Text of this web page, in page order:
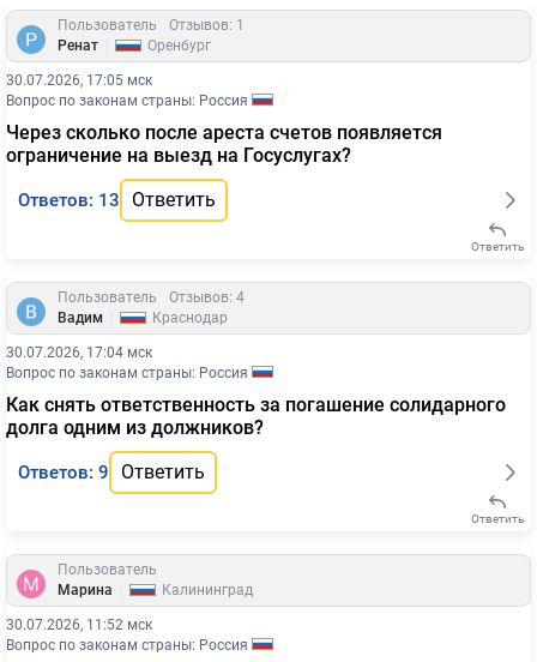
Пользователь
Отзывов: 1
Ренат
Оренбург
30.07.2026, 17:05 мск
Вопрос по законам страны: Россия
Через сколько после ареста счетов появляется
ограничение на выезд на Госуслугах?
Ответов: 13 Ответить
Ответить
Пользователь
Отзывов: 4
Вадим
Краснодар
30.07.2026, 17:04 мск
Вопрос по законам страны: Россия
Как снять ответственность за погашение солидарного
долга одним из должников?
Ответов: 9 Ответить
Ответить
Пользователь
Марина
Калининград
30.07.2026, 11:52 мск
Вопрос по законам страны: Россия